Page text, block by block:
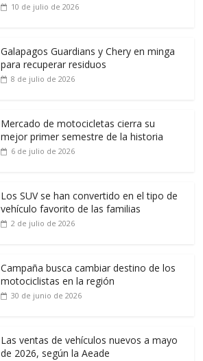
10 de julio de 2026
Galapagos Guardians y Chery en minga
para recuperar residuos
8 de julio de 2026
Mercado de motocicletas cierra su
mejor primer semestre de la historia
6 de julio de 2026
Los SUV se han convertido en el tipo de
vehículo favorito de las familias
2 de julio de 2026
Campaña busca cambiar destino de los
motociclistas en la región
30 de junio de 2026
Las ventas de vehículos nuevos a mayo
de 2026, según la Aeade